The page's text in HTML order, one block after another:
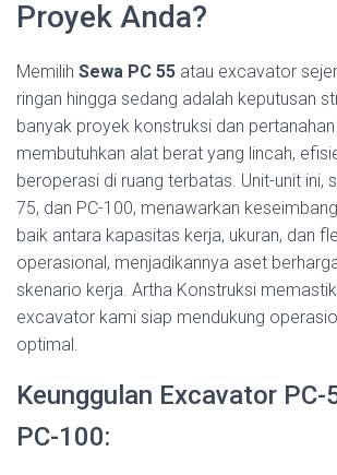
Proyek Anda?
Memilih Sewa PC 55 atau excavator
ringan hingga sedang adalah keputusan
banyak proyek konstruksi dan
membutuhkan alat berat yang lincah,
beroperasi di ruang terbatas. Unit-unit ini,
75, dan PC-100, menawarkan
baik antara kapasitas kerja, ukuran, dan
operasional, menjadikannya aset
skenario kerja. Artha Konstruksi
excavator kami siap mendukung
optimal.
Keunggulan Excavator
PC-100: